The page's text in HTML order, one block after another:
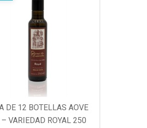
DE 12 BOTELLAS AOVE
– VARIEDAD ROYAL 250